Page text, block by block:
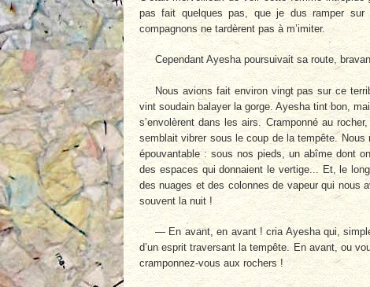
pas fait quelques pas, que je dus ramper
compagnons ne tardèrent pas à m’imiter.
Cependant Ayesha poursuivait sa route,
Nous avions fait environ vingt pas sur ce
vint soudain balayer la gorge. Ayesha tint bon,
s’envolèrent dans les airs. Cramponné au
semblait vibrer sous le coup de la tempête.
épouvantable : sous nos pieds, un abîme dont
des espaces qui donnaient le vertige... Et, le
des nuages et des colonnes de vapeur qui nous
souvent la nuit !
— En avant, en avant ! cria Ayesha qui,
d’un esprit traversant la tempête. En avant, ou
cramponnez-vous aux rochers !